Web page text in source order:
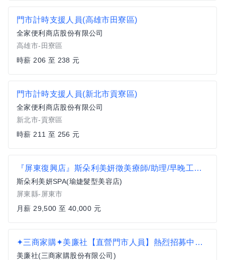
門市計時支援人員(高雄市田寮區)
全家便利商店股份有限公司
高雄市-田寮區
時薪 206 至 238 元
門市計時支援人員(新北市貢寮區)
全家便利商店股份有限公司
新北市-貢寮區
時薪 211 至 256 元
『屏東復興店』斯朵利美妍徵美療師/助理/早晚工讀/儲備主管
斯朵利美妍SPA(瑜婕髮型美容店)
屏東縣-屏東市
月薪 29,500 至 40,000 元
✦三商家購✦美廉社【直營門市人員】熱烈招募中☛無大夜福利佳(高雄地區)✦341
美廉社(三商家購股份有限公司)